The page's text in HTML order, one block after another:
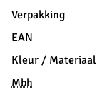
Verpakking
EAN
Kleur / Materiaal
Mbh